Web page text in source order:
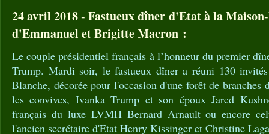
24 avril 2018 - Fastueux dîner d'Etat à la
d'Emmanuel et Brigitte Macron :
Le couple présidentiel français à l’honneur du premier
Trump. Mardi soir, le fastueux dîner a réuni 130
Blanche, décorée pour l'occasion d'une forêt de branches
les convives, Ivanka Trump et son époux Jared
français du luxe LVMH Bernard Arnault ou encore
l'ancien secrétaire d'Etat Henry Kissinger et Christine